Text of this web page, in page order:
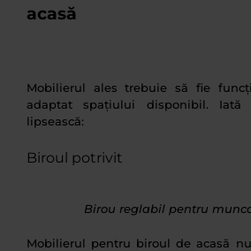
acasă
Mobilierul ales trebuie să fie
adaptat spațiului disponibil.
lipsească:
Biroul potrivit
Birou reglabil pentru
Mobilierul pentru biroul de acasă